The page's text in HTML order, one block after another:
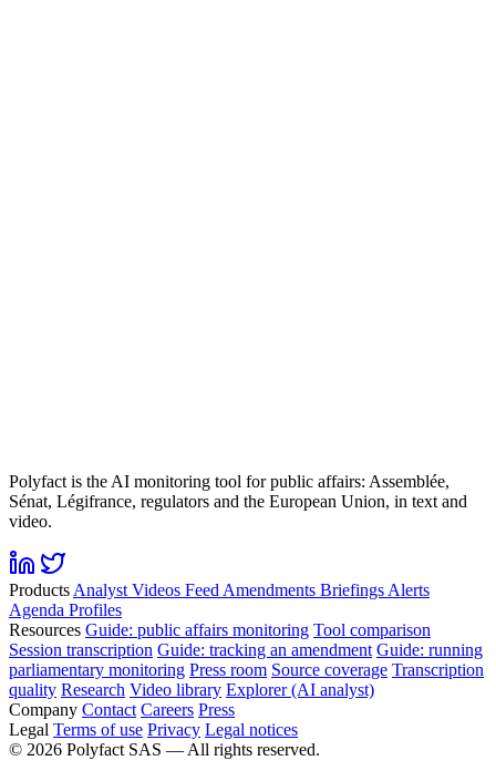
Polyfact is the AI monitoring tool for public affairs: Assemblée,
Sénat, Légifrance, regulators and the European Union, in text and
video.
Products Analyst Videos Feed Amendments Briefings Alerts
Agenda Profiles
Resources Guide: public affairs monitoring Tool comparison
Session transcription Guide: tracking an amendment Guide: running
parliamentary monitoring Press room Source coverage Transcription
quality Research Video library Explorer (AI analyst)
Company Contact Careers Press
Legal Terms of use Privacy Legal notices
© 2026 Polyfact SAS — All rights reserved.